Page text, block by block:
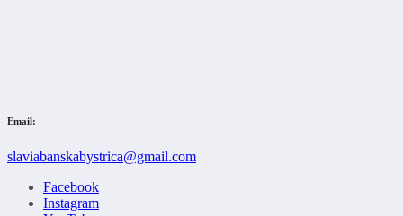
Email:
slaviabanskabystrica@gmail.com
Facebook
Instagram